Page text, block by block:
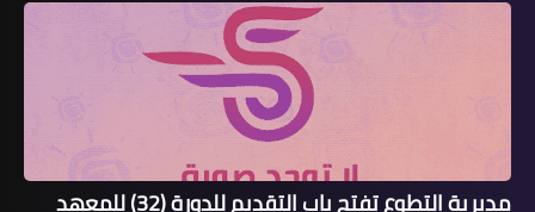
مديرية التطوع تفتح باب التقديم للدورة (32) للمعهد